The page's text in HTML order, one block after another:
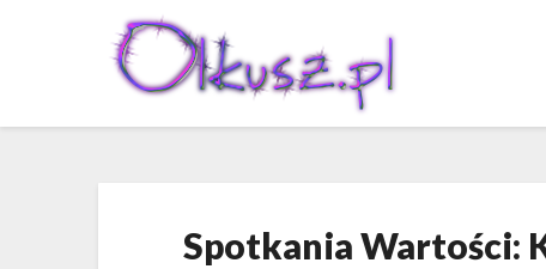
Spotkania Wartości: